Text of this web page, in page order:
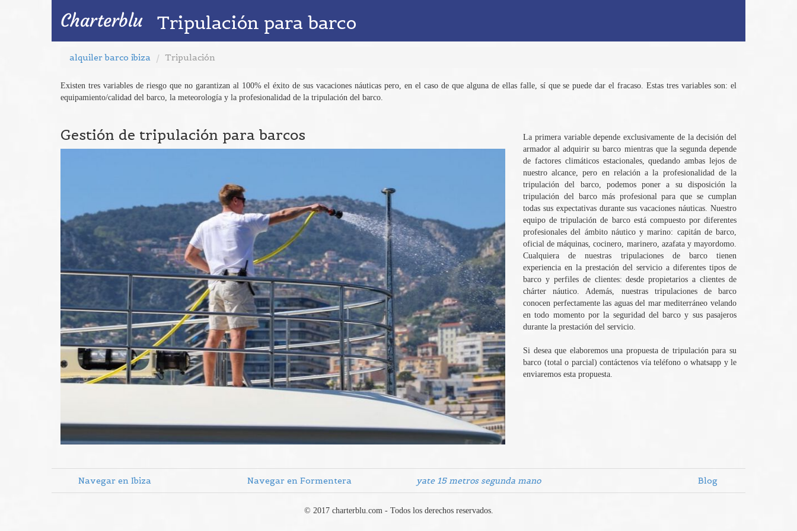
Charterblu Tripulación para barco
alquiler barco ibiza Tripulación
Existen tres variables de riesgo que no garantizan al 100% el éxito de sus vacaciones náuticas pero, en el caso de que alguna de ellas falle, sí que se puede dar el fracaso. Estas tres variables son: el
equipamiento/calidad del barco, la meteorología y la profesionalidad de la tripulación del barco.
Gestión de tripulación para barcos
La primera variable depende exclusivamente de la decisión del
armador al adquirir su barco mientras que la segunda depende
de factores climáticos estacionales, quedando ambas lejos de
nuestro alcance, pero en relación a la profesionalidad de la
tripulación del barco, podemos poner a su disposición la
tripulación del barco más profesional para que se cumplan
todas sus expectativas durante sus vacaciones náuticas. Nuestro
equipo de tripulación de barco está compuesto por diferentes
profesionales del ámbito náutico y marino: capitán de barco,
oficial de máquinas, cocinero, marinero, azafata y mayordomo.
Cualquiera de nuestras tripulaciones de barco tienen
experiencia en la prestación del servicio a diferentes tipos de
barco y perfiles de clientes: desde propietarios a clientes de
chárter náutico. Además, nuestras tripulaciones de barco
conocen perfectamente las aguas del mar mediterráneo velando
en todo momento por la seguridad del barco y sus pasajeros
durante la prestación del servicio.
Si desea que elaboremos una propuesta de tripulación para su
barco (total o parcial) contáctenos vía teléfono o whatsapp y le
enviaremos esta propuesta.
Navegar en Ibiza Navegar en Formentera yate 15 metros segunda mano Blog
© 2017 charterblu.com - Todos los derechos reservados.